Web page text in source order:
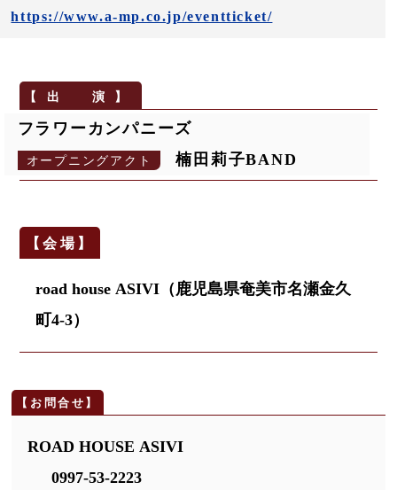
https://www.a-mp.co.jp/eventticket/
フラワーカンパニーズ
オープニングアクト 楠田莉子BAND
road house ASIVI（鹿児島県奄美市名瀬金久
町4-3）
ROAD HOUSE ASIVI
0997-53-2223